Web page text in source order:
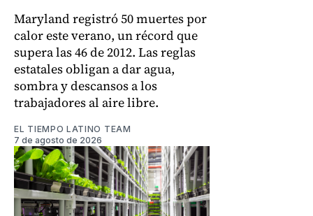
Maryland registró 50 muertes por
calor este verano, un récord que
supera las 46 de 2012. Las reglas
estatales obligan a dar agua,
sombra y descansos a los
trabajadores al aire libre.
EL TIEMPO LATINO TEAM
7 de agosto de 2026